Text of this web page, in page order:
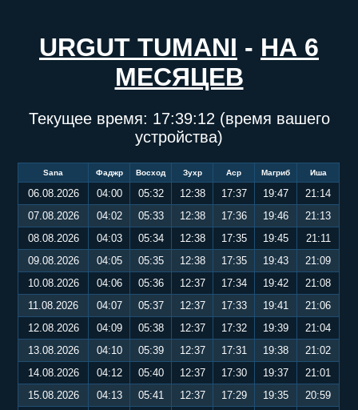
URGUT TUMANI - НА 6
МЕСЯЦЕВ
Текущее время: 17:39:13 (время вашего
устройства)
Sana Фаджр Восход Зухр Аср Магриб Иша
06.08.2026 04:00 05:32 12:38 17:37 19:47
21:14
07.08.2026
04:02 05:33 12:38 17:36 19:46
21:13
08.08.2026
04:03 05:34 12:38 17:35 19:45
21:11
09.08.2026
04:05 05:35 12:38 17:35 19:43
21:09
10.08.2026
04:06 05:36 12:37 17:34 19:42
21:08
11.08.2026
04:07 05:37 12:37 17:33 19:41
21:06
12.08.2026
04:09 05:38 12:37 17:32 19:39
21:04
13.08.2026
04:10 05:39 12:37 17:31 19:38
21:02
14.08.2026
04:12 05:40 12:37 17:30 19:37
21:01
15.08.2026
04:13 05:41 12:37 17:29 19:35
20:59